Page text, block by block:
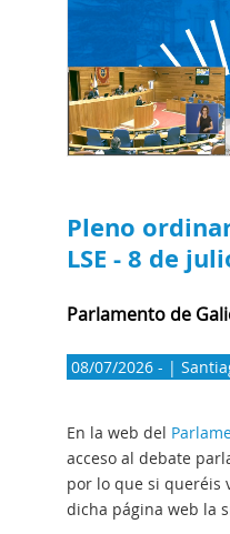
Pleno
LSE - 8 de
Parlamento de
08/07/2026 - |
En la web del
acceso al debate
por lo que si queréis
dicha página web la